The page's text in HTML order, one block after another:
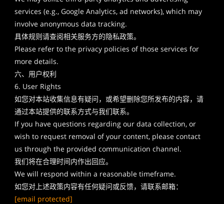
services (e.g., Google Analytics, ad networks), which may
involve anonymous data tracking.
具体规则请查阅相关服务方的隐私政策。
Please refer to the privacy policies of those services for
more details.
六、用户权利
6. User Rights
如您对本站收集信息有疑问，或希望删除您所发布的内容，请
通过本站提供的联系方式与我们联系。
If you have questions regarding our data collection, or
wish to request removal of your content, please contact
us through the provided communication channel.
我们将在合理时间内作出回应。
We will respond within a reasonable timeframe.
如您对上述政策内容有任何疑问或反馈，请联系邮箱：
[email protected]